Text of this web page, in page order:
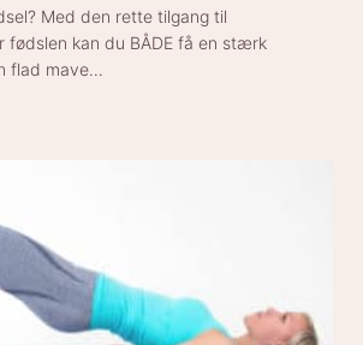
Med den rette tilgang til
kan du BÅDE få en stærk
flad mave…